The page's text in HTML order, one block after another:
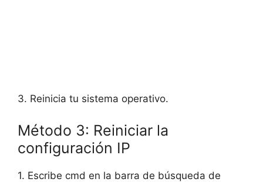
3. Reinicia tu sistema operativo.
Método 3: Reiniciar la
configuración IP
1. Escribe cmd en la barra de búsqueda de